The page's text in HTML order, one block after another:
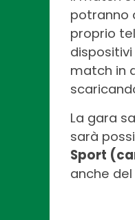
potranno
proprio
match in
La gara
sarà
Sport
anche